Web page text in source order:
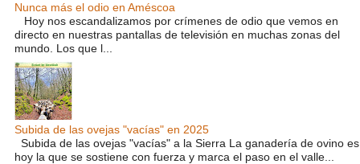
Nunca más el odio en Améscoa
Hoy nos escandalizamos por crímenes de odio que vemos en
directo en nuestras pantallas de televisión en muchas zonas del
mundo. Los que l...
Subida de las ovejas "vacías" en 2025
Subida de las ovejas "vacías" a la Sierra La ganadería de ovino es
hoy la que se sostiene con fuerza y marca el paso en el valle...